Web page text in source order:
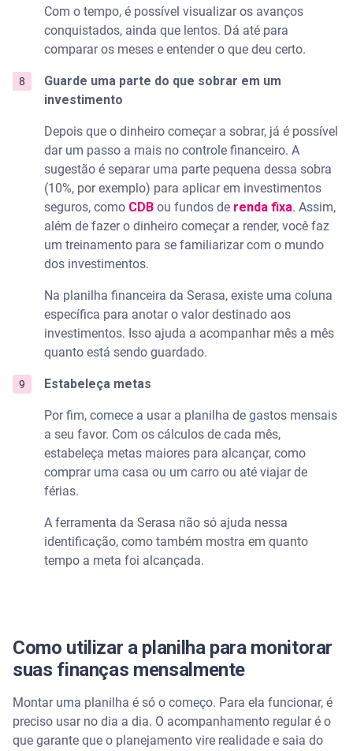
Com o tempo, é possível visualizar os avanços
conquistados, ainda que lentos. Dá até para
comparar os meses e entender o que deu certo.
Guarde uma parte do que sobrar em um
investimento
Depois que o dinheiro começar a sobrar, já é possível
dar um passo a mais no controle financeiro. A
sugestão é separar uma parte pequena dessa sobra
(10%, por exemplo) para aplicar em investimentos
seguros, como CDB ou fundos de renda fixa. Assim,
além de fazer o dinheiro começar a render, você faz
um treinamento para se familiarizar com o mundo
dos investimentos.
Na planilha financeira da Serasa, existe uma coluna
específica para anotar o valor destinado aos
investimentos. Isso ajuda a acompanhar mês a mês
quanto está sendo guardado.
Estabeleça metas
Por fim, comece a usar a planilha de gastos mensais
a seu favor. Com os cálculos de cada mês,
estabeleça metas maiores para alcançar, como
comprar uma casa ou um carro ou até viajar de
férias.
A ferramenta da Serasa não só ajuda nessa
identificação, como também mostra em quanto
tempo a meta foi alcançada.
Como utilizar a planilha para monitorar
suas finanças mensalmente
Montar uma planilha é só o começo. Para ela funcionar, é
preciso usar no dia a dia. O acompanhamento regular é o
que garante que o planejamento vire realidade e saia do